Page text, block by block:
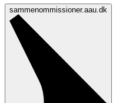
sammenommissioner.aau.dk